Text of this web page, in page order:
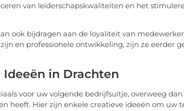
van leiderschapskwaliteiten en het
ook bijdragen aan de loyaliteit van
en professionele ontwikkeling, zijn ze eerder
in Drachten
voor uw volgende bedrijfsuitje, overweeg
heeft. Hier zijn enkele creatieve ideeën om uw